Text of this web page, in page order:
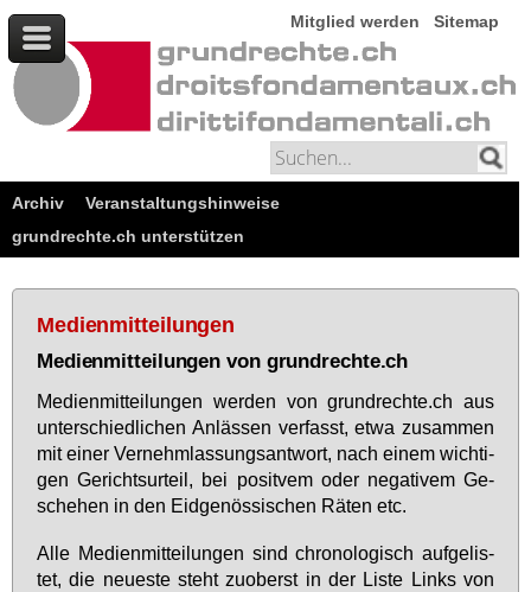
Mitglied werden Sitemap
Archiv
Veranstaltungshinweise
grundrechte.ch unterstützen
Medienmitteilungen
Medienmitteilungen von grundrechte.ch
Me­di­en­mit­tei­lun­gen wer­den von grund­rech­te.ch aus
un­ter­schied­li­chen An­läs­sen ver­fasst, et­wa zu­sam­men
mit ei­ner Ver­nehm­las­sungs­ant­wort, nach ei­nem wich­ti­
gen Ge­richts­ur­teil, bei po­sit­vem oder ne­ga­ti­vem Ge­
sche­hen in den Eid­ge­nös­si­schen Rä­ten etc.
Al­le Me­di­en­mit­tei­lun­gen sind chro­no­lo­gisch auf­ge­lis­
tet, die neu­es­te steht zu­oberst in der Lis­te Links von